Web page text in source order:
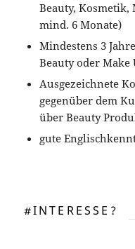
Beauty, Kosmetik,
mind. 6 Monate)
Mindestens 3
Beauty oder
Ausgezeichnete
gegenüber dem
über Beauty
gute
#INTERESSE?